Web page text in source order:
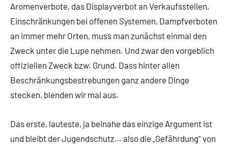
Aromenverbote, das Displayverbot an Verkaufsstellen,
Einschränkungen bei offenen Systemen, Dampfverboten
an immer mehr Orten, muss man zunächst einmal den
Zweck unter die Lupe nehmen. Und zwar den vorgeblich
offiziellen Zweck bzw. Grund. Dass hinter allen
Beschränkungsbestrebungen ganz andere Dinge
stecken, blenden wir mal aus.
Das erste, lauteste, ja beinahe das einzige Argument ist
und bleibt der Jugendschutz… also die „Gefährdung“ von